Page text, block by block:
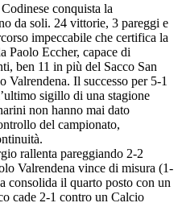
conquista la
da soli. 24 vittorie, 3 pareggi e
impeccabile che certifica la
Paolo Eccher, capace di
ben 11 in più del Sacco San
Il successo per 5-1
sigillo di una stagione
non hanno mai dato
del campionato,
rallenta pareggiando 2-2
Valrendena vince di misura (1-
consolida il quarto posto con un
cade 2-1 contro un Calcio